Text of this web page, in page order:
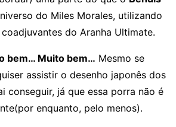
do Miles Morales, utilizando
do Aranha Ultimate.
bem… Muito bem… Mesmo se
assistir o desenho japonês dos
conseguir, já que essa porra não é
enquanto, pelo menos).